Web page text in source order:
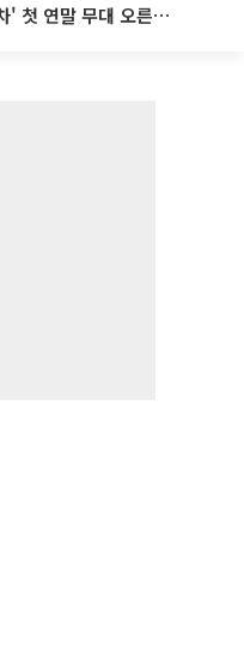
'전참시' 리센느, 데뷔 '3년 차' 첫 연말 무대 오른다⋯"그동안 섭외 안 와"